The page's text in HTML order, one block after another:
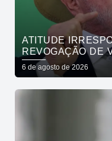
ATITUDE
REVOGAÇÃO DE
6 de agosto de 2026